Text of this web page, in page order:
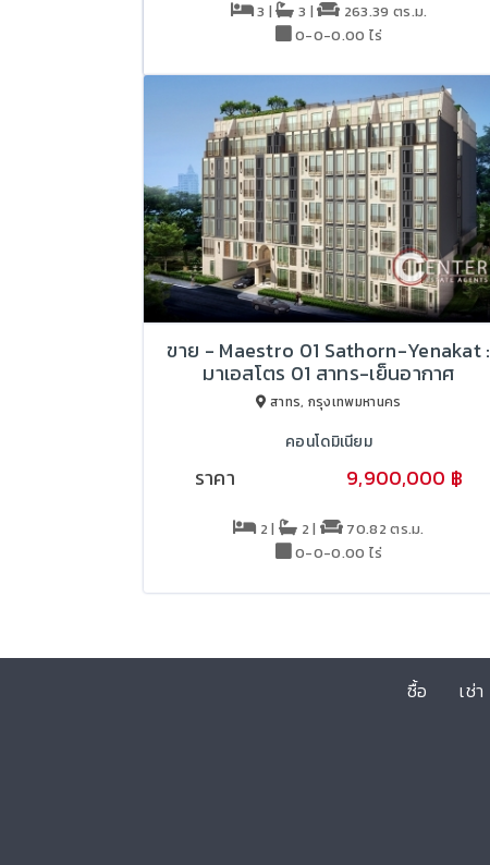
3 | 3 |
263.39 ตร.ม.
0-0-0.00 ไร่
ขาย - Maestro 01 Sathorn-Yenakat :
มาเอสโตร 01 สาทร-เย็นอากาศ
สาทร, กรุงเทพมหานคร
คอนโดมิเนียม
ราคา 9,900,000 ฿
2 | 2 |
70.82 ตร.ม.
0-0-0.00 ไร่
ซื้อ เช่า